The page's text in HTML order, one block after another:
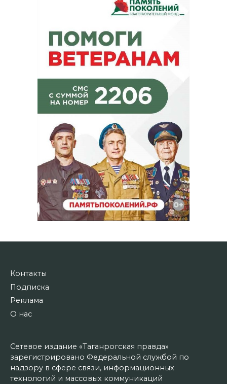
Контакты
Подписка
Реклама
О нас
Сетевое издание «Таганрогская правда»
зарегистрировано Федеральной службой по
надзору в сфере связи, информационных
технологий и массовых коммуникаций